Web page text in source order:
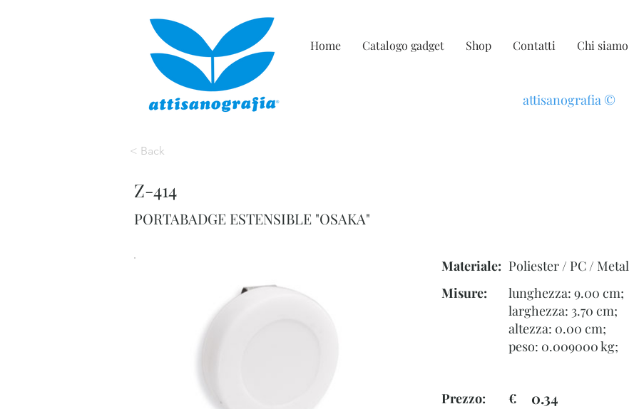
Home Catalogo gadget Shop Contatti Chi siamo
attisanografia ©
< Back
Z-414
PORTABADGE ESTENSIBLE "OSAKA"
Materiale: Poliester / PC / Metal
Misure:
lunghezza: 9.00 cm;
larghezza: 3.70 cm;
altezza: 0.00 cm;
peso: 0.009000 kg;
Prezzo: € 0.34